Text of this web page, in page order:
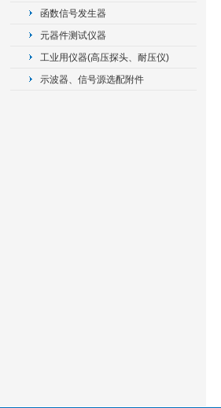
函数信号发生器
元器件测试仪器
工业用仪器(高压探头、耐压仪)
示波器、信号源选配附件